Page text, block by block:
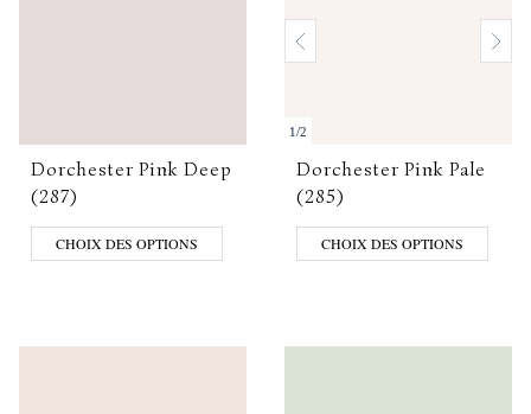
Dorchester Pink Deep
(287)
CHOIX DES OPTIONS
1/2
Dorchester Pink Pale
(285)
CHOIX DES OPTIONS